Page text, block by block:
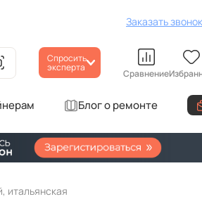
Заказать звонок
Спросить
эксперта Сравнение
Блог о ремонте
итальянская